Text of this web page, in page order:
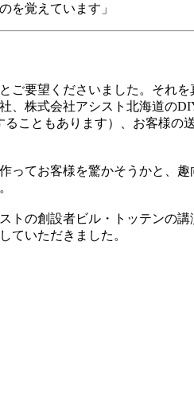
を覚えています」
ご要望くださいました。それを
、株式会社アシスト北海道の
こともあります）、お客様の
ってお客様を驚かそうかと、趣
トの創設者ビル・トッテンの講
ていただきました。